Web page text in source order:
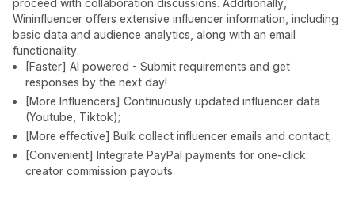
proceed with collaboration discussions. Additionally,
Wininfluencer offers extensive influencer information, including
basic data and audience analytics, along with an email
functionality.
[Faster] AI powered - Submit requirements and get
responses by the next day!
[More Influencers] Continuously updated influencer data
(Youtube, Tiktok);
[More effective] Bulk collect influencer emails and contact;
[Convenient] Integrate PayPal payments for one-click
creator commission payouts